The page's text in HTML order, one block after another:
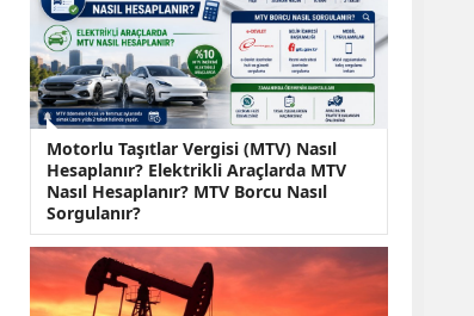
KOSGEB’den
KOBİ’lere Dev
Finansman Hamlesi:
36 Ay Vadeli 30
Milyon TL Destek
Emekli Maaşlarında
Temmuz Hesabı:
Zam Oranı ve Taban
Aylık İçin Yeni
Motorlu Taşıtlar Vergisi (MTV) Nasıl
Hesaplanır? Elektrikli Araçlarda MTV
Nasıl Hesaplanır? MTV Borcu Nasıl
Sorgulanır?